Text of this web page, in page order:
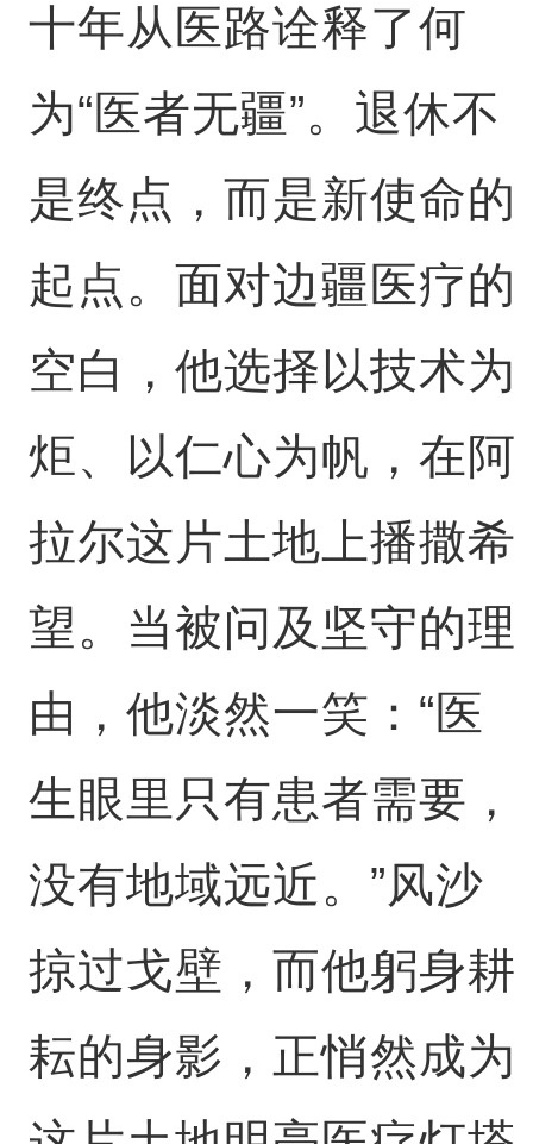
十年从医路诠释了何
为“医者无疆”。退休不
是终点，而是新使命的
起点。面对边疆医疗的
空白，他选择以技术为
炬、以仁心为帆，在阿
拉尔这片土地上播撒希
望。当被问及坚守的理
由，他淡然一笑：“医
生眼里只有患者需要，
没有地域远近。”风沙
掠过戈壁，而他躬身耕
耘的身影，正悄然成为